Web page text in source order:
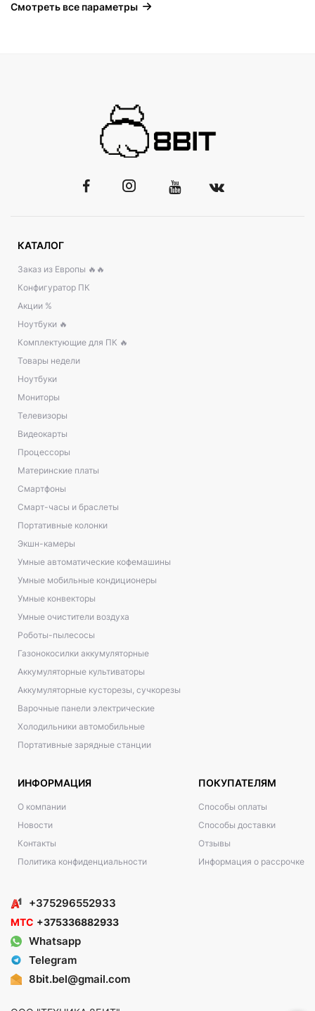
Смотреть все параметры
КАТАЛОГ
Заказ из Европы 🔥🔥
Конфигуратор ПК
Акции %
Ноутбуки 🔥
Комплектующие для ПК 🔥
Товары недели
Ноутбуки
Мониторы
Телевизоры
Видеокарты
Процессоры
Материнские платы
Смартфоны
Смарт-часы и браслеты
Портативные колонки
Экшн-камеры
Умные автоматические кофемашины
Умные мобильные кондиционеры
Умные конвекторы
Умные очистители воздуха
Роботы-пылесосы
Газонокосилки аккумуляторные
Аккумуляторные культиваторы
Аккумуляторные кусторезы, сучкорезы
Варочные панели электрические
Холодильники автомобильные
Портативные зарядные станции
ИНФОРМАЦИЯ
О компании
Новости
Контакты
Политика конфиденциальности
ПОКУПАТЕЛЯМ
Способы оплаты
Способы доставки
Отзывы
Информация о рассрочке
+375296552933
МТС +375336882933
Whatsapp
Telegram
8bit.bel@gmail.com